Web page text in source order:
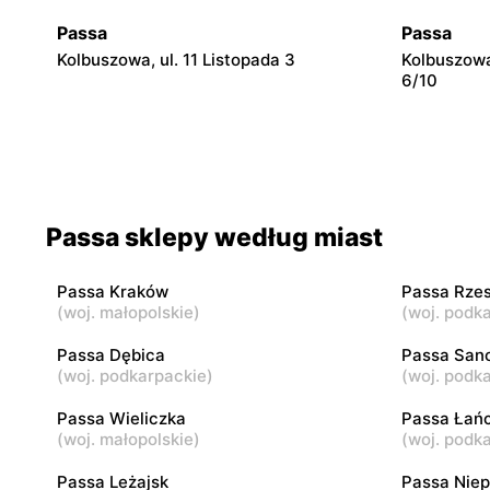
Passa
Kolbuszowa, ul. 11 Listopada 3
Passa
6/10
Passa
Passa
Kraków al. Pokoju 78
Passa
Żołynia,
Łańcut, ul. Podzwierzyniec 80 Rzeszów,
Passa sklepy według miast
Passa Kraków
(woj. małopolskie)
Passa
(woj.
Passa Dębica
(woj. podkarpackie)
Passa
(woj.
Passa Wieliczka
(woj. małopolskie)
Passa
(woj.
Passa Leżajsk
Passa